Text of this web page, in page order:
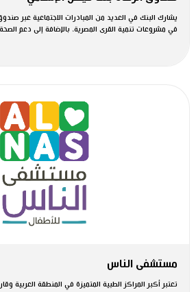
يشارك البنك في العديد من المبادرات الاجتماعية عبر
في مشروعات تنمية القرى المصرية، بالإضافة إلى دعم الصحة
مستشفى الناس
تعتبر أكبر المراكز الطبية المتميزة في المنطقة العربية